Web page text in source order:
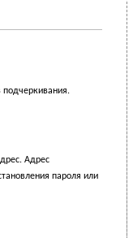
подчеркивания.
Адрес
пароля или